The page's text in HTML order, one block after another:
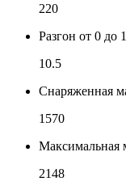
220
Разгон от 0 до
10.5
Снаряженная
1570
Максимальная
2148